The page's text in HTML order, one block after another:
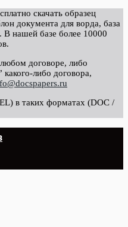
скачать образец
документа для ворда, база
В нашей базе более 10000
договоре, либо
либо договора,
в таких форматах (DOC /